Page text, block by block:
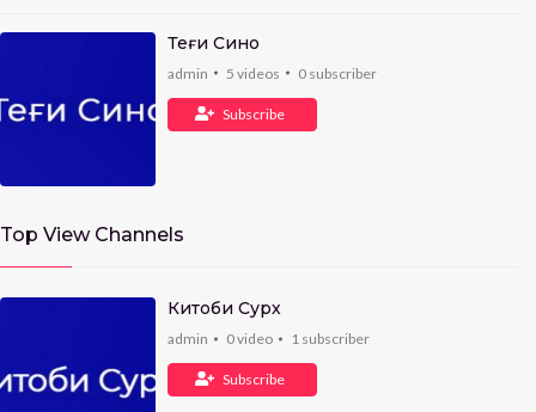
Теғи Сино
admin 5 videos 0subscriber
Subscribe
Top View Channels
Китоби Сурх
admin 0video 1subscriber
Subscribe